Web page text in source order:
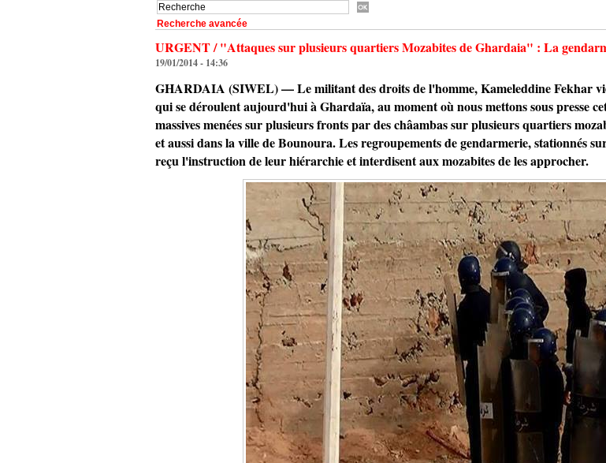
Recherche avancée
URGENT / "Attaques sur plusieurs quartiers Mozabites de Ghardaia" : La
19/01/2014 - 14:36
GHARDAIA (SIWEL) — Le militant des droits de l'homme, Kameleddine Fekhar
qui se déroulent aujourd'hui à Ghardaïa, au moment où nous mettons sous presse
massives menées sur plusieurs fronts par des châambas sur plusieurs quartiers
et aussi dans la ville de Bounoura. Les regroupements de gendarmerie, stationnés
reçu l'instruction de leur hiérarchie et interdisent aux mozabites de les approcher.